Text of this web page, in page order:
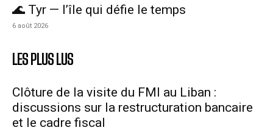
🌊 Tyr — l’île qui défie le temps
6 août 2026
LES PLUS LUS
Clôture de la visite du FMI au Liban :
discussions sur la restructuration bancaire
et le cadre fiscal